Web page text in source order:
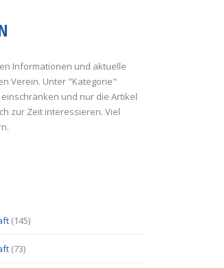
Informationen und aktuelle
Verein. Unter "Kategorie"
und nur die Artikel
zur Zeit interessieren. Viel
(145)
(73)